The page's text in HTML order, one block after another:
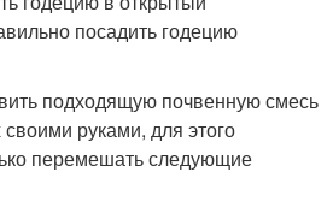
подходящую почвенную смесь
руками, для этого
перемешать следующие